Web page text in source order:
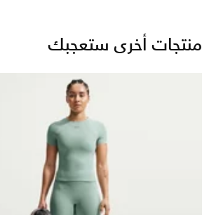
منتجات أخرى ستعجبك